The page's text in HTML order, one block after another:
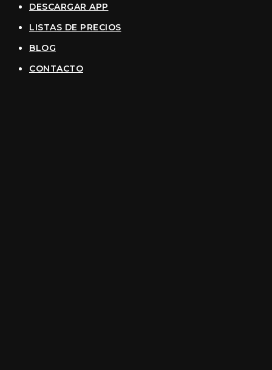
DESCARGAR APP
LISTAS DE PRECIOS
BLOG
CONTACTO